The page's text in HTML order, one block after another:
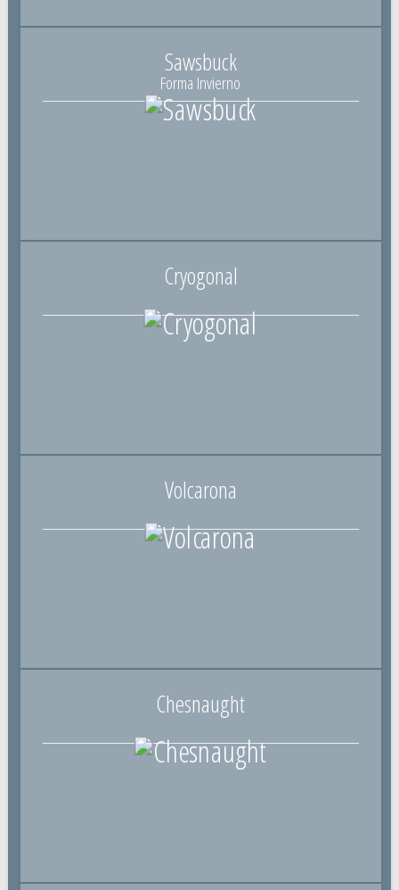
Sawsbuck
Forma Invierno
Cryogonal
Volcarona
Chesnaught